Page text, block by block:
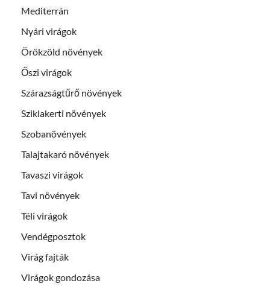
Mediterrán
Nyári virágok
Örökzöld növények
Őszi virágok
Szárazságtűrő növények
Sziklakerti növények
Szobanövények
Talajtakaró növények
Tavaszi virágok
Tavi növények
Téli virágok
Vendégposztok
Virág fajták
Virágok gondozása